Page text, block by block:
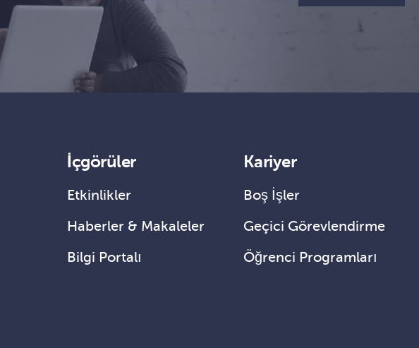
İçgörüler
Etkinlikler
Haberler & Makaleler
Bilgi Portalı
Kariyer
Boş İşler
Geçici Görevlendirme
Öğrenci Programları